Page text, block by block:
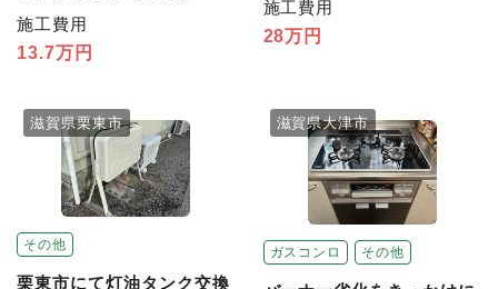
施工費用
13.7万円
施工費用
28万円
その他
滋賀県栗東市
栗東市にて灯油タンク交換
ガスコンロ その他
滋賀県大津市